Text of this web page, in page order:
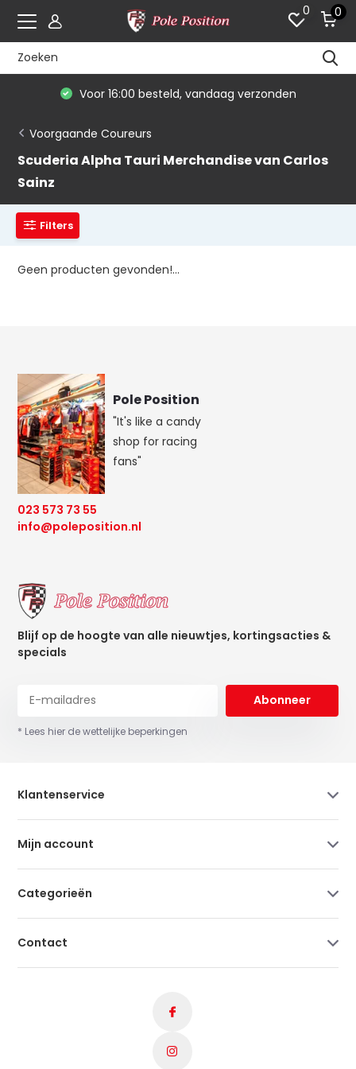
0 0
Voor 16:00 besteld, vandaag verzonden
Voorgaande Coureurs
Scuderia Alpha Tauri Merchandise van Carlos
Sainz
Filters
Geen producten gevonden!...
Pole Position
"It's like a candy
shop for racing
fans"
023 573 73 55
info@poleposition.nl
Blijf op de hoogte van alle nieuwtjes, kortingsacties &
specials
Abonneer
* Lees hier de wettelijke beperkingen
Klantenservice
Mijn account
Categorieën
Contact